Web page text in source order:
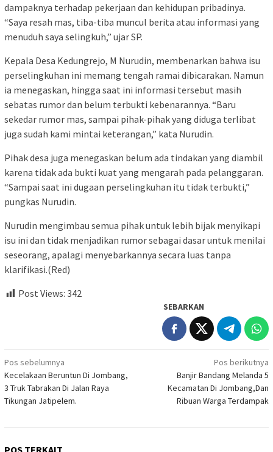
dampaknya terhadap pekerjaan dan kehidupan pribadinya.
“Saya resah mas, tiba-tiba muncul berita atau informasi yang
menuduh saya selingkuh,” ujar SP.
Kepala Desa Kedungrejo, M Nurudin, membenarkan bahwa isu
perselingkuhan ini memang tengah ramai dibicarakan. Namun
ia menegaskan, hingga saat ini informasi tersebut masih
sebatas rumor dan belum terbukti kebenarannya. “Baru
sekedar rumor mas, sampai pihak-pihak yang diduga terlibat
juga sudah kami mintai keterangan,” kata Nurudin.
Pihak desa juga menegaskan belum ada tindakan yang diambil
karena tidak ada bukti kuat yang mengarah pada pelanggaran.
“Sampai saat ini dugaan perselingkuhan itu tidak terbukti,”
pungkas Nurudin.
Nurudin mengimbau semua pihak untuk lebih bijak menyikapi
isu ini dan tidak menjadikan rumor sebagai dasar untuk menilai
seseorang, apalagi menyebarkannya secara luas tanpa
klarifikasi.(Red)
Post Views: 342
SEBARKAN
Navigasi
pos
Pos sebelumnya
Kecelakaan Beruntun Di Jombang,
3 Truk Tabrakan Di Jalan Raya
Tikungan Jatipelem.
Pos berikutnya
Banjir Bandang Melanda 5
Kecamatan Di Jombang,Dan
Ribuan Warga Terdampak